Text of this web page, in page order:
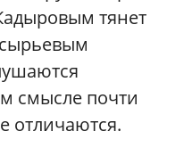
тянет
смысле почти
отличаются.